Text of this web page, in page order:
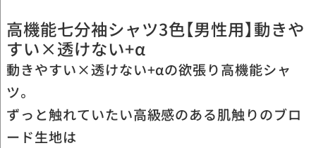
高機能七分袖シャツ3色【男性用】動きや
すい×透けない+α
動きやすい×透けない+αの欲張り高機能シャ
ツ。
ずっと触れていたい高級感のある肌触りのブロ
ード生地は